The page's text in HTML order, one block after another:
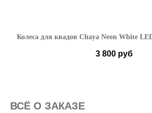
Колеса для квадов Chaya Neon White
3 800 руб
ВСË О ЗАКАЗЕ